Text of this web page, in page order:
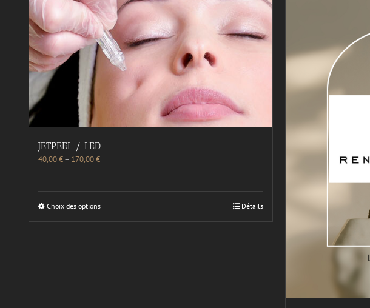
JETPEEL / LED
40,00€– 170,00€
Choix des options Détails